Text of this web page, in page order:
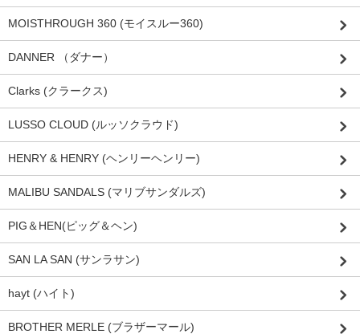
MOISTHROUGH 360 (モイスルー360)
DANNER （ダナー）
Clarks (クラークス)
LUSSO CLOUD (ルッソクラウド)
HENRY & HENRY (ヘンリーヘンリー)
MALIBU SANDALS (マリブサンダルズ)
PIG＆HEN(ピッグ＆ヘン)
SAN LA SAN (サンラサン)
hayt (ハイト)
BROTHER MERLE (ブラザーマール)